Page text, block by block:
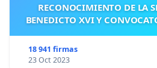
RECONOCIMIENTO DE LA
BENEDICTO XVI Y
18 941 firmas
23 Oct 2023